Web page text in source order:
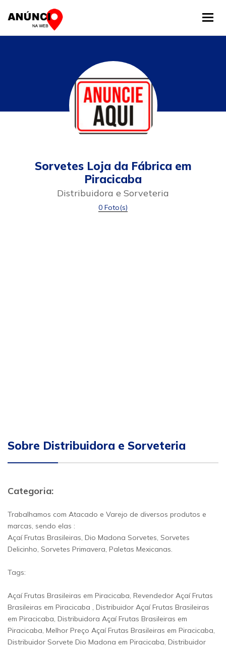
Sorvetes Loja da Fábrica em
Piracicaba
Distribuidora e Sorveteria
0 Foto(s)
Sobre Distribuidora e Sorveteria
Categoria:
Trabalhamos com Atacado e Varejo de diversos produtos e
marcas, sendo elas :
Açaí Frutas Brasileiras, Dio Madona Sorvetes, Sorvetes
Delicinho, Sorvetes Primavera, Paletas Mexicanas.
Tags:
Açaí Frutas Brasileiras em Piracicaba, Revendedor Açaí Frutas
Brasileiras em Piracicaba , Distribuidor Açaí Frutas Brasileiras
em Piracicaba, Distribuidora Açaí Frutas Brasileiras em
Piracicaba, Melhor Preço Açaí Frutas Brasileiras em Piracicaba,
Distribuidor Sorvete Dio Madona em Piracicaba, Distribuidor